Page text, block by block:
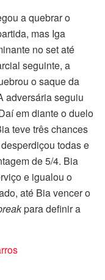
a quebrar o
mas Iga
no set até
seguinte, a
o saque da
adversária seguiu
em diante o duelo
teve três chances
todas e
de 5/4. Bia
e igualou o
até Bia vencer o
para definir a